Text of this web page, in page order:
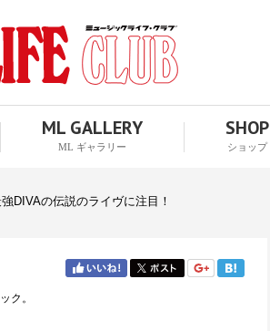
ML GALLERY
ML ギャラリー
SHOP
ショップ
DIVAの伝説のライヴに注目！
ク。